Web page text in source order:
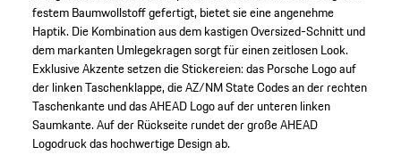
festem Baumwollstoff gefertigt, bietet sie eine angenehme
Haptik. Die Kombination aus dem kastigen Oversized-Schnitt und
dem markanten Umlegekragen sorgt für einen zeitlosen Look.
Exklusive Akzente setzen die Stickereien: das Porsche Logo auf
der linken Taschenklappe, die AZ/NM State Codes an der rechten
Taschenkante und das AHEAD Logo auf der unteren linken
Saumkante. Auf der Rückseite rundet der große AHEAD
Logodruck das hochwertige Design ab.